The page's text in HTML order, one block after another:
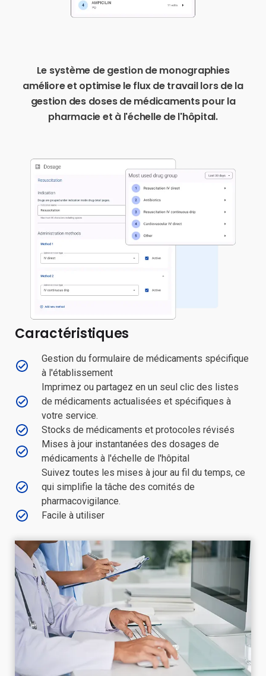
Le système de gestion de monographies
améliore et optimise le flux de travail lors de la
gestion des doses de médicaments pour la
pharmacie et à l'échelle de l'hôpital.
Caractéristiques
Gestion du formulaire de médicaments spécifique
à l'établissement
Imprimez ou partagez en un seul clic des listes
de médicaments actualisées et spécifiques à
votre service.
Stocks de médicaments et protocoles révisés
Mises à jour instantanées des dosages de
médicaments à l'échelle de l'hôpital
Suivez toutes les mises à jour au fil du temps, ce
qui simplifie la tâche des comités de
pharmacovigilance.
Facile à utiliser